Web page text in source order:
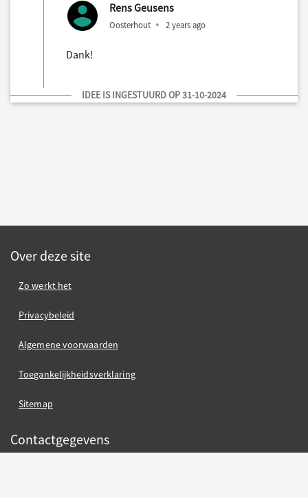
Rens Geusens
Oosterhout 2 years ago
Dank!
IDEE IS INGESTUURD OP 31-10-2024
Over deze site
Zo werkt het
Privacybeleid
Algemene voorwaarden
Toegankelijkheidsverklaring
Sitemap
Contactgegevens